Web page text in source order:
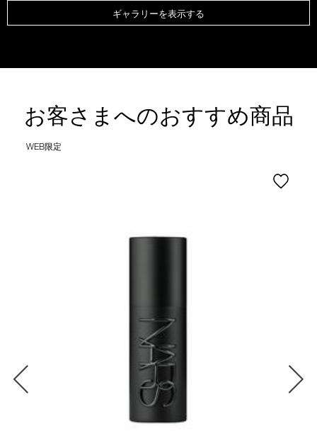
ギャラリーを表示する
お客さまへのおすすめ商品
WEB限定